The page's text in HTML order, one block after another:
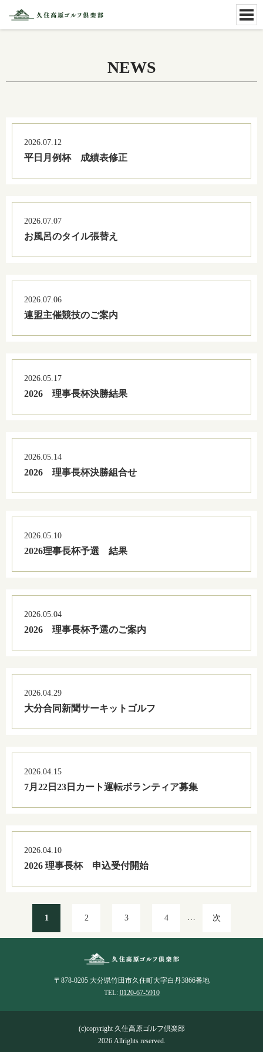
NEWS
2026.07.12
平日月例杯 成績表修正
2026.07.07
お風呂のタイル張替え
2026.07.06
連盟主催競技のご案内
2026.05.17
2026 理事長杯決勝結果
2026.05.14
2026 理事長杯決勝組合せ
2026.05.10
2026理事長杯予選 結果
2026.05.04
2026 理事長杯予選のご案内
2026.04.29
大分合同新聞サーキットゴルフ
2026.04.15
7月22日23日カート運転ボランティア募集
2026.04.10
2026 理事長杯 申込受付開始
1 2 3 4 … 次
〒878-0205 大分県竹田市久住町大字白丹3866番地
TEL: 0120-67-5910
(c)copyright 久住高原ゴルフ倶楽部
2026 Allrights reserved.